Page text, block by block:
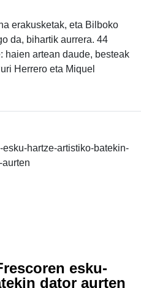
erakusketak, eta Bilboko
da, bihartik aurrera. 44
haien artean daude, besteak
Herrero eta Miquel
esku-
dator aurten